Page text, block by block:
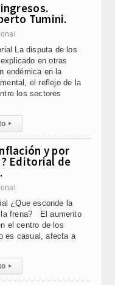
Tumini.
La disputa de los
en otras
endémica en la
el reflejo de la
los sectores
▸
y por
Editorial de
¿Que esconde la
la frena? El aumento
el centro de los
es casual, afecta a
▸